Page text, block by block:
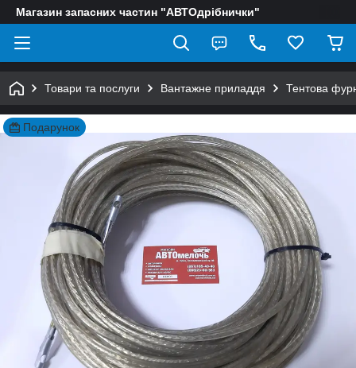
Магазин запасних частин "АВТОдрібнички"
Товари та послуги Вантажне приладдя Тентова
Подарунок